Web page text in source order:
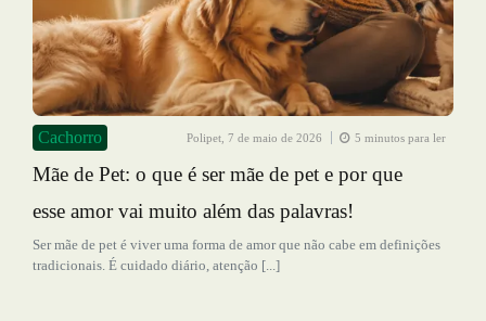
Cachorro Polipet, 7 de maio de 2026 5 minutos para ler
Mãe de Pet: o que é ser mãe de pet e por que
esse amor vai muito além das palavras!
Ser mãe de pet é viver uma forma de amor que não cabe em definições
tradicionais. É cuidado diário, atenção [...]